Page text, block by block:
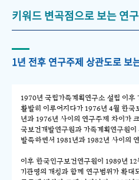
키워드 변곡점으로 보는 연
1년 전후 연구주제 상관도로 보
1970년 국립가족계획연구소 설립 이
활발히 이루어지다가 1976년 4월 한국
년과 1976년 사이의 연구주제 차이가
국보건개발연구원과 가족계획연구원
발족하면서 1981년과 1982년 사이의
이후 한국인구보건연구원이 1989년
기관명의 개칭과 함께 연구범위가 확대